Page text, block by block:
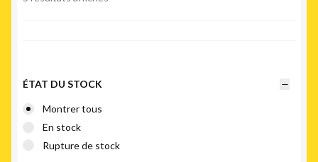
ÉTAT DU STOCK
Montrer tous
En stock
Rupture de stock